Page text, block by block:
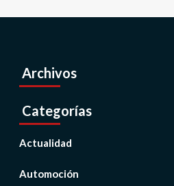
Archivos
Categorías
Actualidad
Automoción